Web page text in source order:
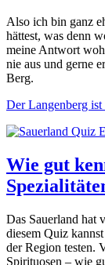
Also ich bin ganz
hättest, was denn
meine Antwort
nie aus und gerne
Berg.
Der Langenberg ist
Wie gut
Das Sauerland hat
diesem Quiz
der Region testen.
Spirituosen – wie